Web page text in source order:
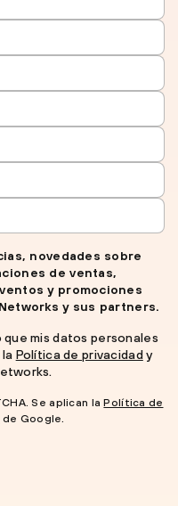
novedades sobre
de ventas,
y promociones
y sus partners.
mis datos personales
Política de privacidady
Se aplican laPolítica de
de Google.